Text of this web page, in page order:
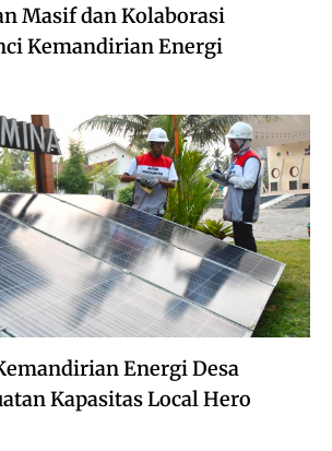
Masif dan Kolaborasi
Kemandirian Energi
Energi Desa
Kapasitas Local Hero